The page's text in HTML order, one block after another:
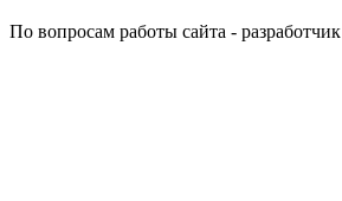
По вопросам работы сайта - разработчик